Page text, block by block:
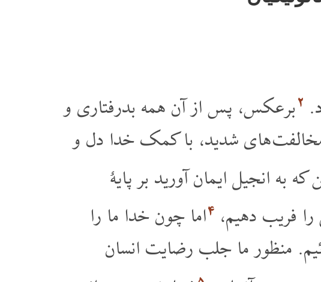
۲برعکس، پس از آن همه بدرفتاری و
های شدید، با کمک خدا دل و
که به انجیل ایمان آورید بر پایۀ
فریب دهیم، ۴اما چون خدا ما را
منظور ما جلب رضایت انسان